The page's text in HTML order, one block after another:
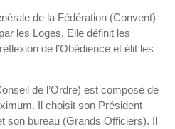
de la Fédération (Convent)
les Loges. Elle définit les
de l’Obédience et élit les
de l’Ordre) est composé de
Il choisit son Président
son bureau (Grands Officiers). Il